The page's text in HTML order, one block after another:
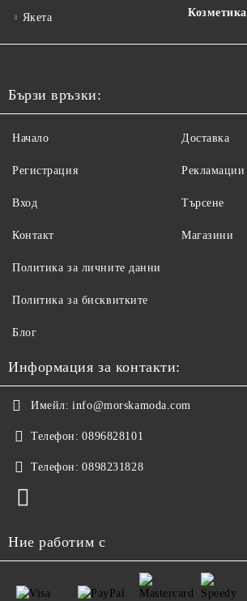
Якета
Козметика
Бързи връзки:
Начало
Регистрация
Вход
Контакт
Доставка
Рекламации
Търсене
Магазини
Политика за личните данни
Политика за бисквитките
Блог
Информация за контакти:
Имейл: info@morskamoda.com
Телефон: 0896828101
Телефон: 0898231828
Ние работим с